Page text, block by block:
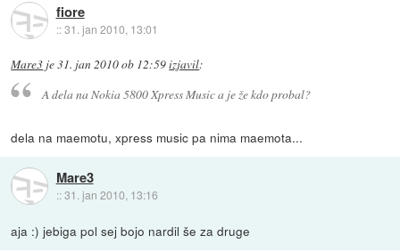
fiore
::31. jan 2010, 13:01
Mare3 je31. jan 2010 ob 12:59izjavil:
A dela na Nokia 5800 Xpress Music a je že kdo probal?
dela na maemotu, xpress music pa nima maemota...
Mare3
::31. jan 2010, 13:16
aja :) jebiga pol sej bojo nardil še za druge